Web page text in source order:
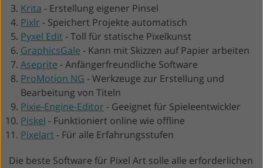
Krita - Erstellung eigener Pinsel
Pixlr - Speichert Projekte automatisch
Pyxel Edit-Toll für statische Pixelkunst
GraphicsGale - Kann mit Skizzen auf Papier arbeiten
Aseprite -Anfängerfreundliche Software
ProMotion NG -Werkzeuge zur Erstellung und
Bearbeitung von Titeln
Pixie-Engine-Editor - Geeignet für Spieleentwickler
Piskel - Funktioniert online wie offline
Pixelart- Für alle Erfahrungsstufen
Die beste Software für Pixel Art solle alle erforderlichen